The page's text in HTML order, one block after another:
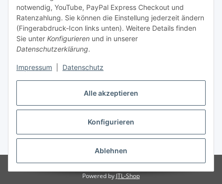
Alle akzeptieren
Konfigurieren
Ablehnen
notwendig, YouTube, PayPal Express Checkout und
Ratenzahlung. Sie können die Einstellung jederzeit ändern
(Fingerabdruck-Icon links unten). Weitere Details finden
Sie unter Konfigurieren und in unserer
Datenschutzerklärung.
Impressum Datenschutz
Unsere Leistungen
* Alle Preise inkl. gesetzlicher USt., zzgl.
Powered by JTL-Shop